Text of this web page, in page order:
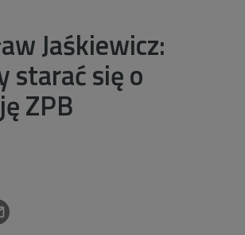
Jaśkiewicz:
starać się o
ZPB